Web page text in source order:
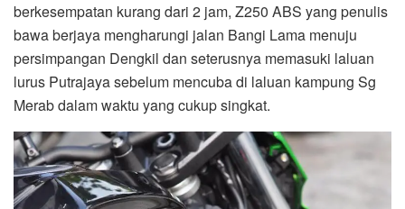
berkesempatan kurang dari 2 jam, Z250 ABS yang penulis
bawa berjaya mengharungi jalan Bangi Lama menuju
persimpangan Dengkil dan seterusnya memasuki laluan
lurus Putrajaya sebelum mencuba di laluan kampung Sg
Merab dalam waktu yang cukup singkat.